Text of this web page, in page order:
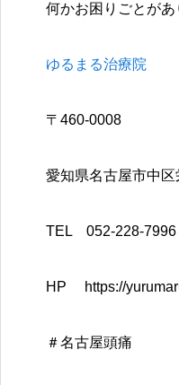
何かお困りごとが
ゆるまる治療院
〒460-0008
愛知県名古屋市中
TEL 052-228-7996
HP https://
＃名古屋頭痛